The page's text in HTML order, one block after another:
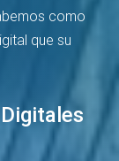
como
que su